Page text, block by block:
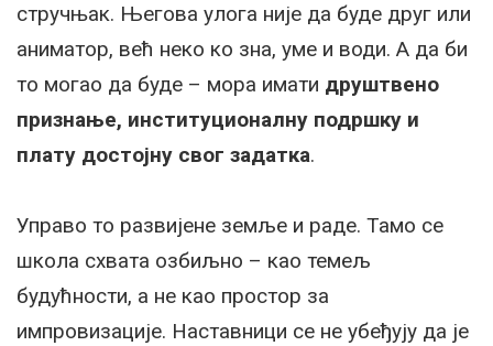
стручњак. Његова улога није да буде друг или
аниматор, већ неко ко зна, уме и води. А да би
то могао да буде – мора имати друштвено
признање, институционалну подршку и
плату достојну свог задатка.
Управо то развијене земље и раде. Тамо се
школа схвата озбиљно – као темељ
будућности, а не као простор за
импровизације. Наставници се не убеђују да је